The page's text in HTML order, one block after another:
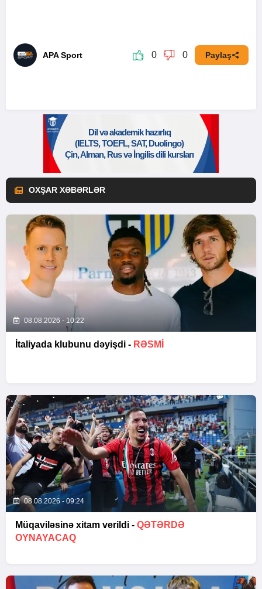
APA Sport 0 0 Paylaş
OXŞAR XƏBƏRLƏR
08.08.2026 - 10:22
İtaliyada klubunu dəyişdi - RƏSMİ
08.08.2026 - 09:24
Müqaviləsinə xitam verildi - QƏTƏRDƏ
OYNAYACAQ